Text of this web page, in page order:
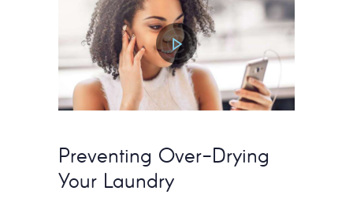
Preventing Over-Drying
Your Laundry